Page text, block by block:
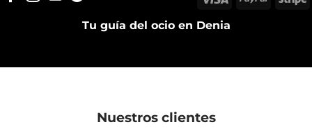
Tu guía del ocio en Denia
Nuestros clientes